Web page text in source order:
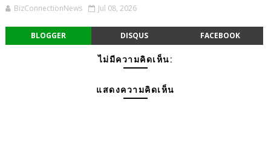
BizConnectionNews Jul 08, 2026
BLOGGER DISQUS FACEBOOK
ไม่มีความคิดเห็น:
แสดงความคิดเห็น